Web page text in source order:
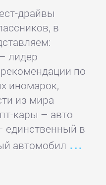
драйвы
в
лидер
по
иномарок,
из мира
кары – авто
единственный в
автомобил